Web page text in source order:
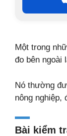
Một trong
đo bên ngoài
Nó thường
nông nghiệp,
Bài kiểm